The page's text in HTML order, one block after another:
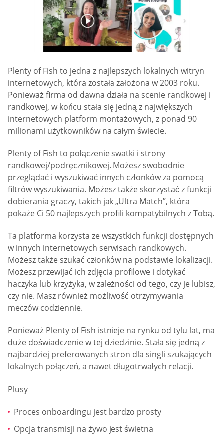
Plenty of Fish to jedna z najlepszych lokalnych witryn
internetowych, która została założona w 2003 roku.
Ponieważ firma od dawna działa na scenie randkowej i
randkowej, w końcu stała się jedną z największych
internetowych platform montażowych, z ponad 90
milionami użytkowników na całym świecie.
Plenty of Fish to połączenie swatki i strony
randkowej/podręcznikowej. Możesz swobodnie
przeglądać i wyszukiwać innych członków za pomocą
filtrów wyszukiwania. Możesz także skorzystać z funkcji
dobierania graczy, takich jak „Ultra Match”, która
pokaże Ci 50 najlepszych profili kompatybilnych z Tobą.
Ta platforma korzysta ze wszystkich funkcji dostępnych
w innych internetowych serwisach randkowych.
Możesz także szukać członków na podstawie lokalizacji.
Możesz przewijać ich zdjęcia profilowe i dotykać
haczyka lub krzyżyka, w zależności od tego, czy je lubisz,
czy nie. Masz również możliwość otrzymywania
meczów codziennie.
Ponieważ Plenty of Fish istnieje na rynku od tylu lat, ma
duże doświadczenie w tej dziedzinie. Stała się jedną z
najbardziej preferowanych stron dla singli szukających
lokalnych połączeń, a nawet długotrwałych relacji.
Plusy
Proces onboardingu jest bardzo prosty
Opcja transmisji na żywo jest świetna